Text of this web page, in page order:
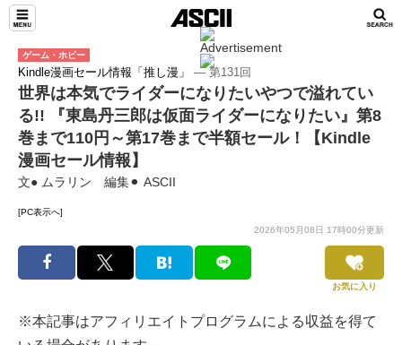
ゲーム・ホビー
Kindle漫画セール情報「推し漫」 ― 第131回
世界は本気でライダーになりたいやつで溢れてい
る!! 『東島丹三郎は仮面ライダーになりたい』第8
巻まで110円～第17巻まで半額セール！【Kindle
漫画セール情報】
文● ムラリン 編集⚫︎ ASCII
[PC表示へ]
2026年05月08日 17時00分更新
お気に入り
※本記事はアフィリエイトプログラムによる収益を得て